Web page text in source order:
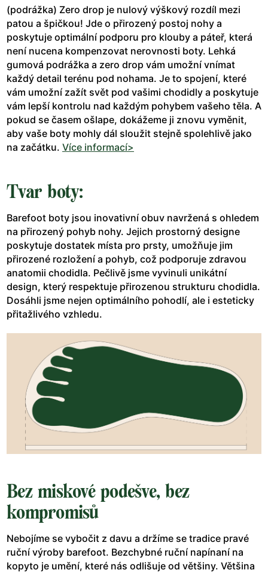
(podrážka) Zero drop je nulový výškový rozdíl mezi
patou a špičkou! Jde o přirozený postoj nohy a
poskytuje optimální podporu pro klouby a páteř, která
není nucena kompenzovat nerovnosti boty. Lehká
gumová podrážka a zero drop vám umožní vnímat
každý detail terénu pod nohama. Je to spojení, které
vám umožní zažít svět pod vašimi chodidly a poskytuje
vám lepší kontrolu nad každým pohybem vašeho těla. A
pokud se časem ošlape, dokážeme ji znovu vyměnit,
aby vaše boty mohly dál sloužit stejně spolehlivě jako
na začátku. Více informací>
Tvar boty:
Barefoot boty jsou inovativní obuv navržená s ohledem
na přirozený pohyb nohy. Jejich prostorný designe
poskytuje dostatek místa pro prsty, umožňuje jim
přirozené rozložení a pohyb, což podporuje zdravou
anatomii chodidla. Pečlivě jsme vyvinuli unikátní
design, který respektuje přirozenou strukturu chodidla.
Dosáhli jsme nejen optimálního pohodlí, ale i esteticky
přitažlivého vzhledu.
Bez miskové podešve, bez
kompromisů
Nebojíme se vybočit z davu a držíme se tradice pravé
ruční výroby barefoot. Bezchybné ruční napínaní na
kopyto je umění, které nás odlišuje od většiny. Většina